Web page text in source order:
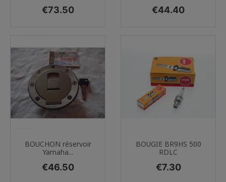
Price
€73.50 Price
€44.40
BOUCHON réservoir
Yamaha...
Price
€46.50
BOUGIE BR9HS 500
RDLC
Price
€7.30